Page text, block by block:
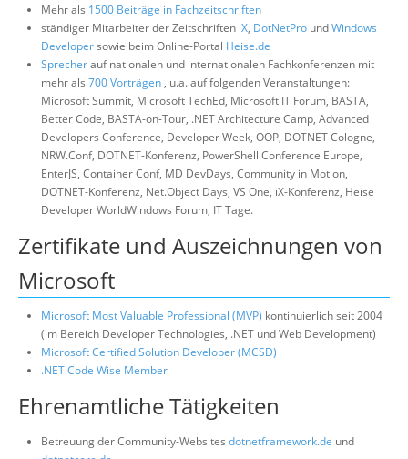
Mehr als 1500 Beiträge in Fachzeitschriften
ständiger Mitarbeiter der Zeitschriften iX, DotNetPro undWindows
Developersowie beim Online-Portal Heise.de
Sprecherauf nationalen und internationalen Fachkonferenzen mit
mehr als 700 Vorträgen , u.a. auf folgenden Veranstaltungen:
Microsoft Summit, Microsoft TechEd, Microsoft IT Forum, BASTA,
Better Code, BASTA-on-Tour, .NET Architecture Camp, Advanced
Developers Conference, Developer Week, OOP, DOTNET Cologne,
NRW.Conf, DOTNET-Konferenz, PowerShell Conference Europe,
EnterJS, Container Conf, MD DevDays, Community in Motion,
DOTNET-Konferenz, Net.Object Days, VS One, iX-Konferenz, Heise
Developer WorldWindows Forum, IT Tage.
Zertifikate und Auszeichnungen von
Microsoft
Microsoft Most Valuable Professional (MVP) kontinuierlich seit 2004
(im Bereich Developer Technologies, .NET und Web Development)
Microsoft Certified Solution Developer (MCSD)
.NET Code Wise Member
Ehrenamtliche Tätigkeiten
Betreuung der Community-Websites dotnetframework.de und